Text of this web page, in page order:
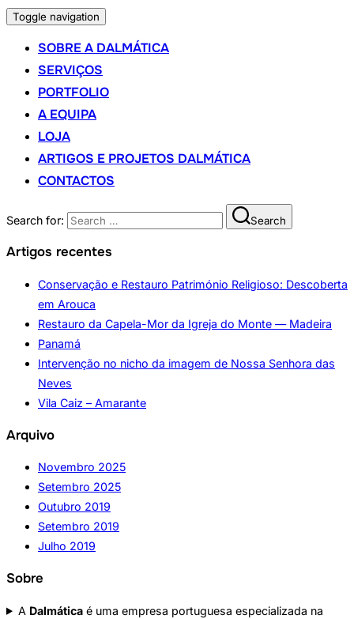
Toggle navigation
SOBRE A DALMÁTICA
SERVIÇOS
PORTFOLIO
A EQUIPA
LOJA
ARTIGOS E PROJETOS DALMÁTICA
CONTACTOS
Search for: Search
Artigos recentes
Conservação e Restauro Património Religioso: Descoberta
em Arouca
Restauro da Capela-Mor da Igreja do Monte — Madeira
Panamá
Intervenção no nicho da imagem de Nossa Senhora das
Neves
Vila Caiz – Amarante
Arquivo
Novembro 2025
Setembro 2025
Outubro 2019
Setembro 2019
Julho 2019
Sobre
A Dalmática é uma empresa portuguesa especializada na